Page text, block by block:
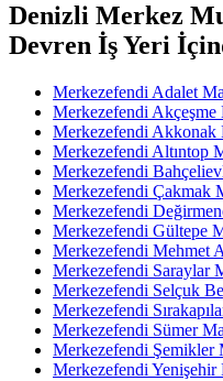
Denizli Merkez
Devren İş Yeri
Merkezefendi Adalet
Merkezefendi Akçeşme
Merkezefendi Akkonak
Merkezefendi Altıntop
Merkezefendi
Merkezefendi Çakmak
Merkezefendi
Merkezefendi Gültepe
Merkezefendi Mehmet
Merkezefendi Saraylar
Merkezefendi Selçuk
Merkezefendi
Merkezefendi Sümer
Merkezefendi Şemikler
Merkezefendi